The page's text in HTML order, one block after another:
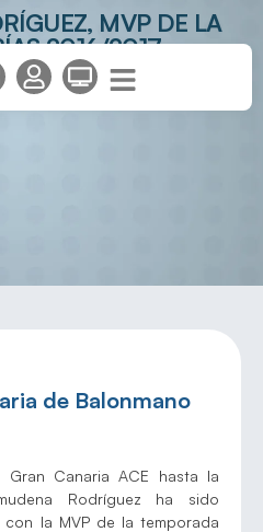
MVP DE LA
2016/2017
de Balonmano
Canaria ACE hasta la
Rodríguez ha sido
con la MVP de la temporada